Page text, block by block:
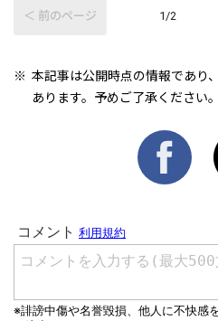
＜ 前のページ 1/2
本記事は公開時点の情報であり
あります。予めご了承ください。